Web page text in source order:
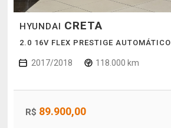
HYUNDAI CRETA
2.0 16V FLEX PRESTIGE AUTOMÁTICO
2017/2018 118.000 km
R$ 89.900,00